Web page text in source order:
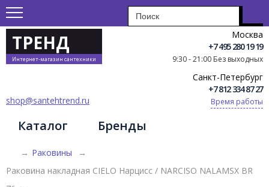
ТРЕНД
Интернет-магазин сантехники
Москва
+7 495 280 19 19
9:30 - 21:00 Без выходных
Санкт-Петербург
+7 812 334 87 27
Время работы
shop@santehtrend.ru
Каталог Бренды
→ Раковины
→
Раковина накладная CIELO Нарцисс / NARCISO NALAMSX BR